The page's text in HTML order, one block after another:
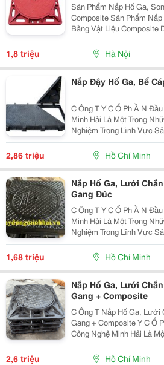
Sản Phẩm Nắp Hố Ga,
Composite Sản Phẩm Nắp Hố Ga, Song Thoát Nước
Bằng Vật Liệu Composite
Và Thương Mại Công
Chúng Tôi Nghiên Cứu ,
1,8 triệu Hà Nội
Nắp Đậy Hố Ga, Bể
C Ông T Y C Ổ Ph Ầ N
Minh Hải Là Một Trong
Nghiệm Trong Lĩnh Vực
Gang Cầu, Gang Xám
Song Chắn Rác &Hellip;
Hạ Tần
2,86 triệu Hồ Chí Minh
Nắp Hố Ga, Lưới
Gang Đúc
C Ông T Y C Ổ Ph Ầ N
Minh Hải Là Một Trong
Nghiệm Trong Lĩnh Vực
Gang Cầu, Gang Xám
Song Chắn Rác &Hellip;
Hạ Tần
1,68 triệu Hồ Chí Minh
Nắp Hố Ga, Lưới
Gang + Composite
C Ông T Nắp Hố Ga, Lưới Chắn Rác, Ghi Thu Nước
Gang + Composite Y C Ổ Ph Ầ N Đầu Tư Xây Dựng Và
Công Nghệ Minh Hải Là
Dày Kinh Nghiệm Trong
Phẩm Từ Gang Cầu,
2,6 triệu Hồ Chí Minh